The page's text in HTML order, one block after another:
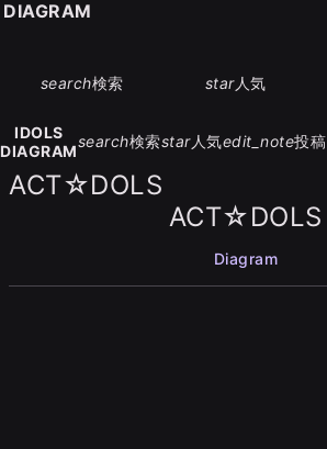
search検索 star人気
IDOLS
DIAGRAM
search検索star人気edit_note投稿
ACT☆DOLS
ACT☆DOLS
Diagram